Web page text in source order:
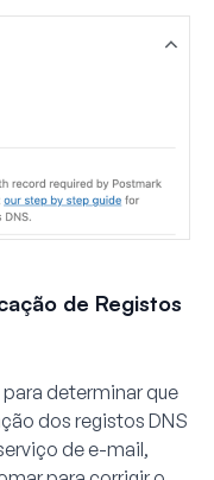
de Registos
determinar que
dos registos DNS
de e-mail,